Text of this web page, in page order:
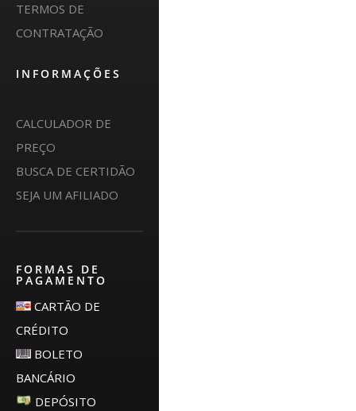
TERMOS DE
CONTRATAÇÃO
INFORMAÇÕES
CALCULADOR DE
PREÇO
BUSCA DE CERTIDÃO
SEJA UM AFILIADO
FORMAS DE
PAGAMENTO
CARTÃO DE
CRÉDITO
BOLETO
BANCÁRIO
DEPÓSITO